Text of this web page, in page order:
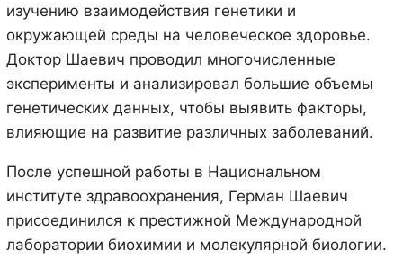
изучению взаимодействия генетики и
окружающей среды на человеческое здоровье.
Доктор Шаевич проводил многочисленные
эксперименты и анализировал большие объемы
генетических данных, чтобы выявить факторы,
влияющие на развитие различных заболеваний.
После успешной работы в Национальном
институте здравоохранения, Герман Шаевич
присоединился к престижной Международной
лаборатории биохимии и молекулярной биологии.